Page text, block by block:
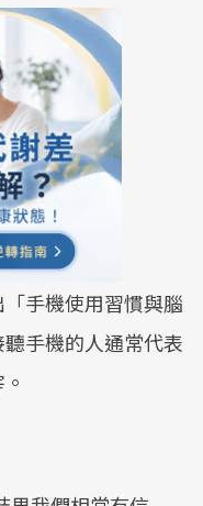
手機使用習慣與腦
手機的人通常代表